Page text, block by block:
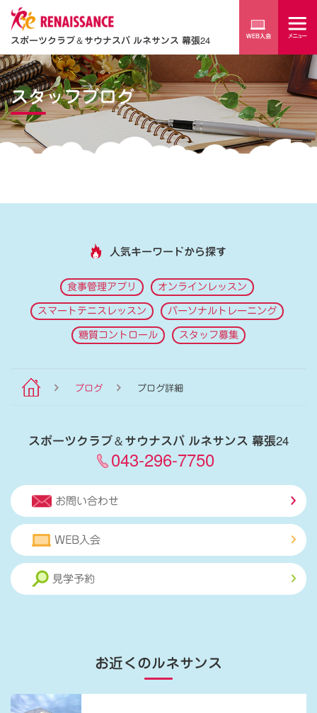
スポーツクラブ＆サウナスパ ルネサンス 幕張24
スタッフブログ
人気キーワードから探す
食事管理アプリ オンラインレッスン
スマートテニスレッスン パーソナルトレーニング
糖質コントロール スタッフ募集
ブログ ブログ詳細
スポーツクラブ＆サウナスパ ルネサンス 幕張24
043-296-7750
お問い合わせ
WEB入会
見学予約
お近くのルネサンス